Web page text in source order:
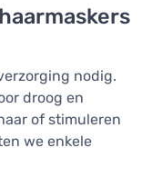
nodig.
droog en
of stimuleren
we enkele